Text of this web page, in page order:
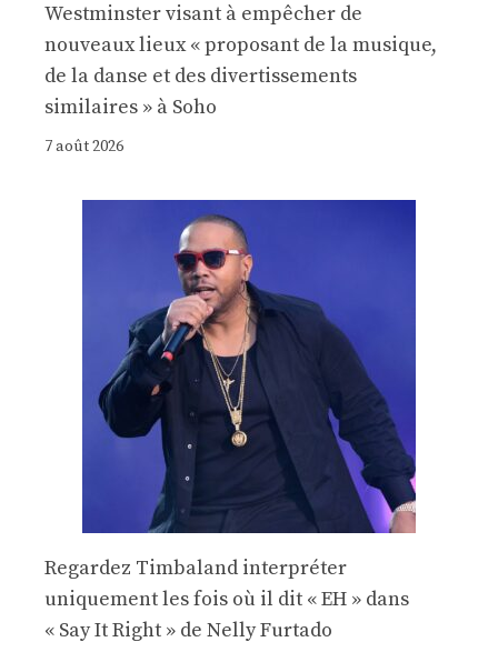
Westminster visant à empêcher de
nouveaux lieux « proposant de la musique,
de la danse et des divertissements
similaires » à Soho
7 août 2026
Regardez Timbaland interpréter
uniquement les fois où il dit « EH » dans
« Say It Right » de Nelly Furtado